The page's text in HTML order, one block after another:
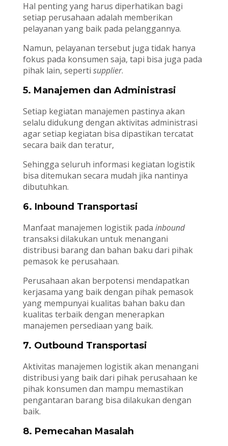
Hal penting yang harus diperhatikan bagi
setiap perusahaan adalah memberikan
pelayanan yang baik pada pelanggannya.
Namun, pelayanan tersebut juga tidak hanya
fokus pada konsumen saja, tapi bisa juga pada
pihak lain, seperti supplier.
5. Manajemen dan Administrasi
Setiap kegiatan manajemen pastinya akan
selalu didukung dengan aktivitas administrasi
agar setiap kegiatan bisa dipastikan tercatat
secara baik dan teratur,
Sehingga seluruh informasi kegiatan logistik
bisa ditemukan secara mudah jika nantinya
dibutuhkan.
6. Inbound Transportasi
Manfaat manajemen logistik pada inbound
transaksi dilakukan untuk menangani
distribusi barang dan bahan baku dari pihak
pemasok ke perusahaan.
Perusahaan akan berpotensi mendapatkan
kerjasama yang baik dengan pihak pemasok
yang mempunyai kualitas bahan baku dan
kualitas terbaik dengan menerapkan
manajemen persediaan yang baik.
7. Outbound Transportasi
Aktivitas manajemen logistik akan menangani
distribusi yang baik dari pihak perusahaan ke
pihak konsumen dan mampu memastikan
pengantaran barang bisa dilakukan dengan
baik.
8. Pemecahan Masalah